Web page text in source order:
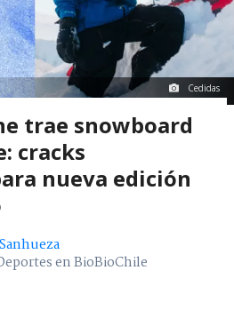
Cedidas
trae snowboard
cracks
nueva edición
en BioBioChile